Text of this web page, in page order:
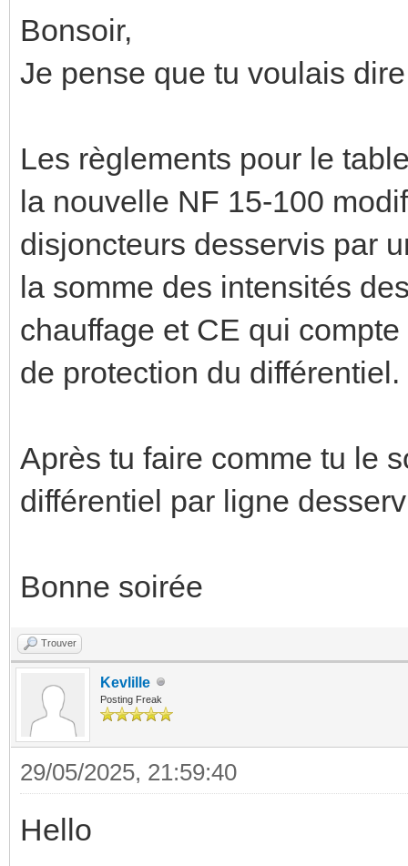
Bonsoir,
Je pense que tu voulais
Les règlements pour le
la nouvelle NF 15-100
disjoncteurs desservis par
la somme des intensités
chauffage et CE qui
de protection du différentiel.
Après tu faire comme tu le
différentiel par ligne
Bonne soirée
Trouver
Kevlille
Posting Freak
29/05/2025, 21:59:40
Hello